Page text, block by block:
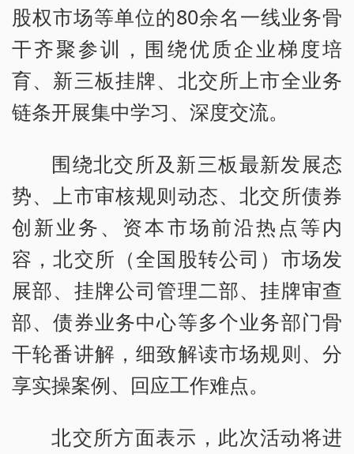
股权市场等单位的80余名一线业务骨
干齐聚参训，围绕优质企业梯度培
育、新三板挂牌、北交所上市全业务
链条开展集中学习、深度交流。
围绕北交所及新三板最新发展态
势、上市审核规则动态、北交所债券
创新业务、资本市场前沿热点等内
容，北交所（全国股转公司）市场发
展部、挂牌公司管理二部、挂牌审查
部、债券业务中心等多个业务部门骨
干轮番讲解，细致解读市场规则、分
享实操案例、回应工作难点。
北交所方面表示，此次活动将进